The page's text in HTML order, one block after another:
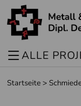
ALLE
Startseite>